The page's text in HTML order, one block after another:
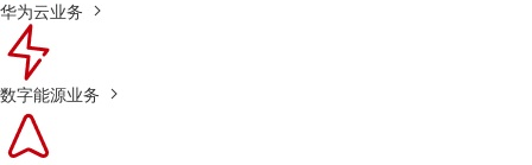
华为云业务
数字能源业务